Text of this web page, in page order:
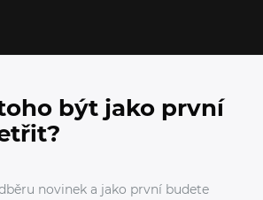
být jako první
novinek a jako první budete